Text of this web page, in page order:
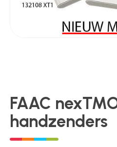
Toegangscontrole
FAAC
handzenders